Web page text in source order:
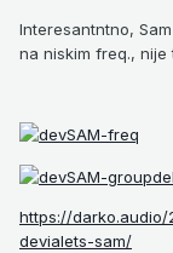
Interesantntno,
na niskim freq., nije
https://
devialets-sam/